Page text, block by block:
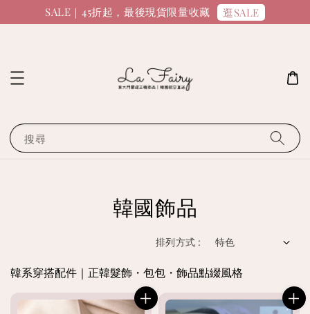
SALE｜45折起，最後現貨限量收藏 逛SALE
搜尋
韓國飾品
排列方式 :
韓系穿搭配件｜正韓髮飾・包包・飾品點綴風格